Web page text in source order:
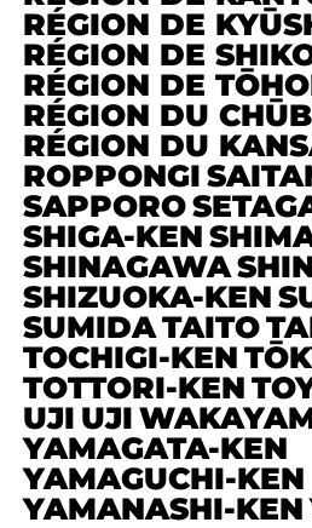
RÉGION DE
RÉGION DE
RÉGION DE
RÉGION DU
RÉGION DU
ROPPONGI
SAPPORO
SHIGA-KEN
SHINAGAWA
SHIZUOKA-KEN
SUMIDATAITO
TOCHIGI-KEN
TOTTORI-KEN
UJI UJI
YAMAGATA-KEN
YAMAGUCHI-KEN
YAMANASHI-KEN